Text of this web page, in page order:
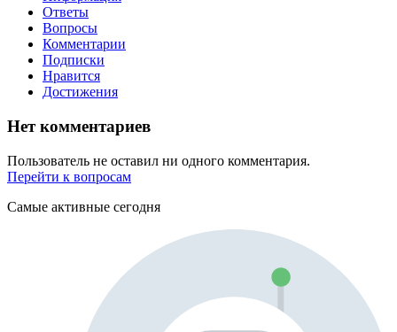
Ответы
Вопросы
Комментарии
Подписки
Нравится
Достижения
Нет комментариев
Пользователь не оставил ни одного комментария.
Перейти к вопросам
Самые активные сегодня